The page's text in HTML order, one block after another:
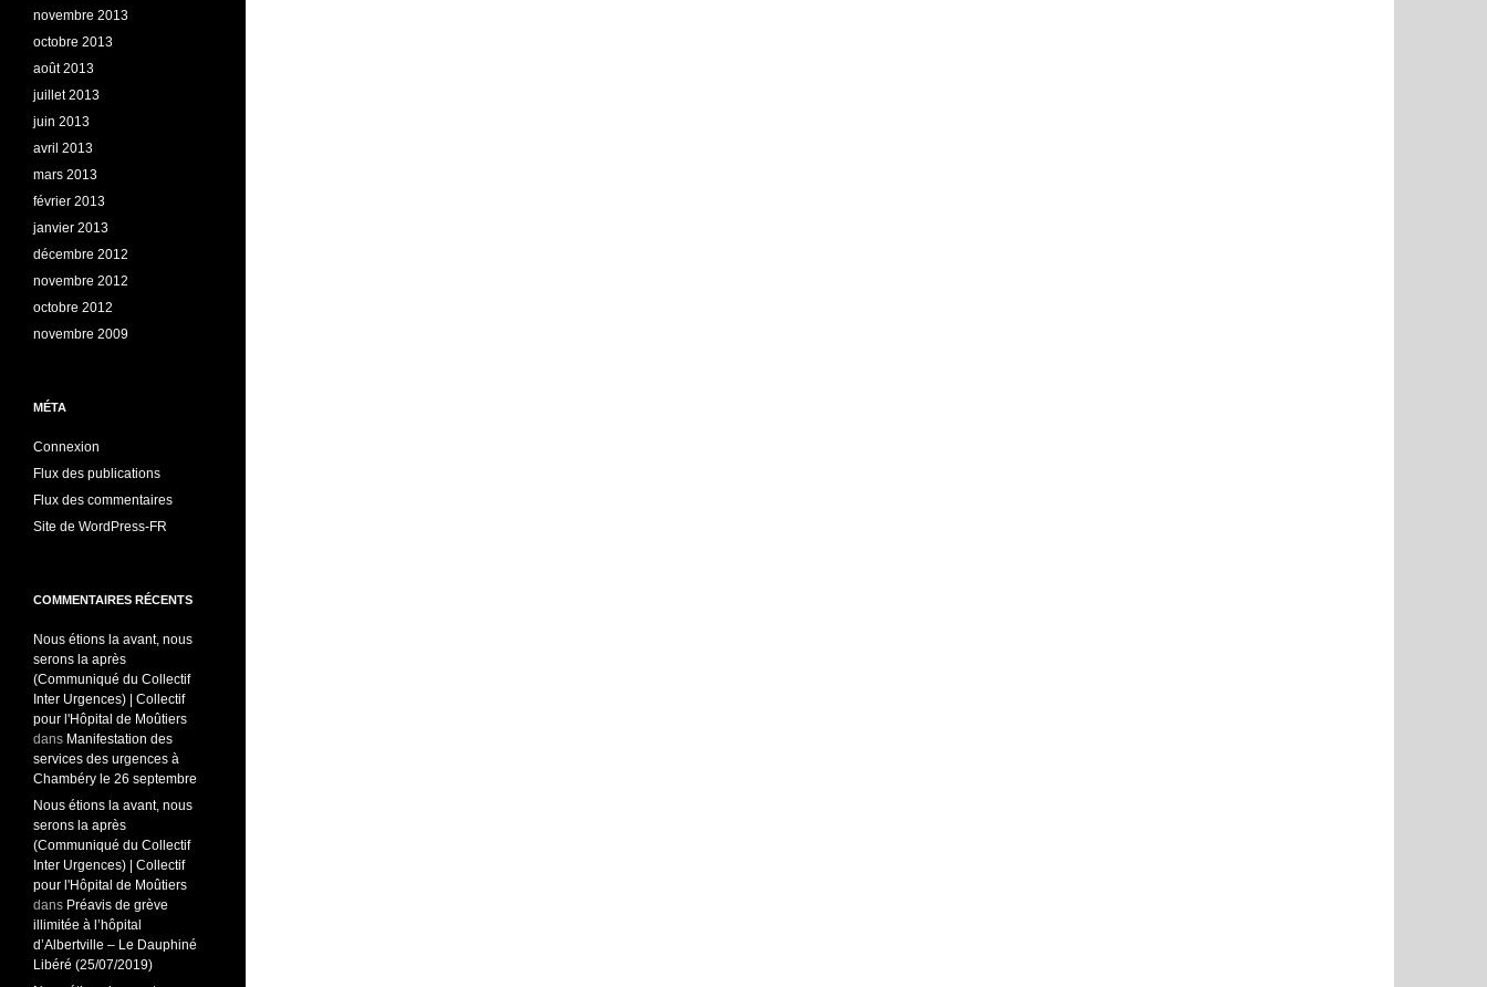
novembre 2013
octobre 2013
août 2013
juillet 2013
juin 2013
avril 2013
mars 2013
février 2013
janvier 2013
décembre 2012
novembre 2012
octobre 2012
novembre 2009
MÉTA
Connexion
Flux des publications
Flux des commentaires
Site de WordPress-FR
COMMENTAIRES RÉCENTS
Nous étions la avant, nous
serons la après
(Communiqué du Collectif
Inter Urgences) | Collectif
pour l'Hôpital de Moûtiers
dans Manifestation des
services des urgences à
Chambéry le 26 septembre
Nous étions la avant, nous
serons la après
(Communiqué du Collectif
Inter Urgences) | Collectif
pour l'Hôpital de Moûtiers
dans Préavis de grève
illimitée à l’hôpital
d’Albertville – Le Dauphiné
Libéré (25/07/2019)